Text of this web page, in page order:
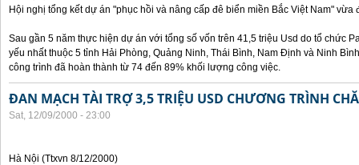
Hội nghị tổng kết dự án "phục hồi và nâng cấp đê biển miền Bắc Việt Nam" vừa
Sau gần 5 năm thực hiện dự án với tổng số vốn trên 41,5 triệu Usd do tổ chức
yếu nhất thuộc 5 tỉnh Hải Phòng, Quảng Ninh, Thái Bình, Nam Định và Ninh
công trình đã hoàn thành từ 74 đến 89% khối lượng công việc.
ĐAN MẠCH TÀI TRỢ 3,5 TRIỆU USD CHƯƠNG TRÌNH
Sat, 12/09/2000 - 23:00
Hà Nội (Ttxvn 8/12/2000)